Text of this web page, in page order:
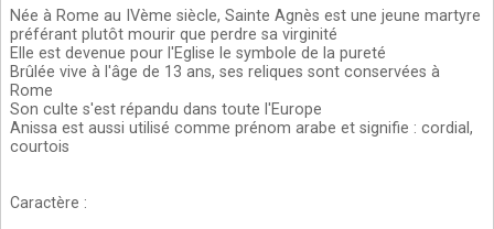
Née à Rome au IVème siècle, Sainte Agnès est une jeune martyre
préférant plutôt mourir que perdre sa virginité
Elle est devenue pour l'Eglise le symbole de la pureté
Brûlée vive à l'âge de 13 ans, ses reliques sont conservées à
Rome
Son culte s'est répandu dans toute l'Europe
Anissa est aussi utilisé comme prénom arabe et signifie : cordial,
courtois
Caractère :